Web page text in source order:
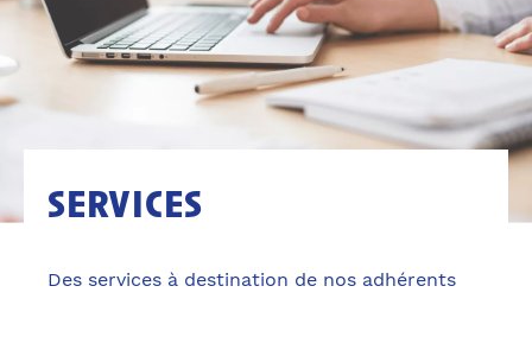
services
Des services à destination de nos adhérents